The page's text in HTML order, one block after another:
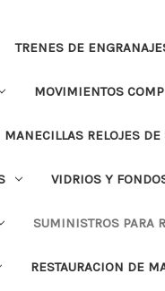
TRENES DE
MOVIMIENTOS
MANECILLAS RELOJES
VIDRIOS Y
SUMINISTROS PARA
RESTAURACION DE